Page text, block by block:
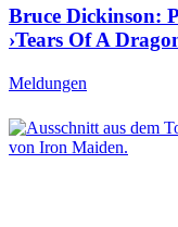
Bruce Dickinson:
›Tears Of A
Meldungen